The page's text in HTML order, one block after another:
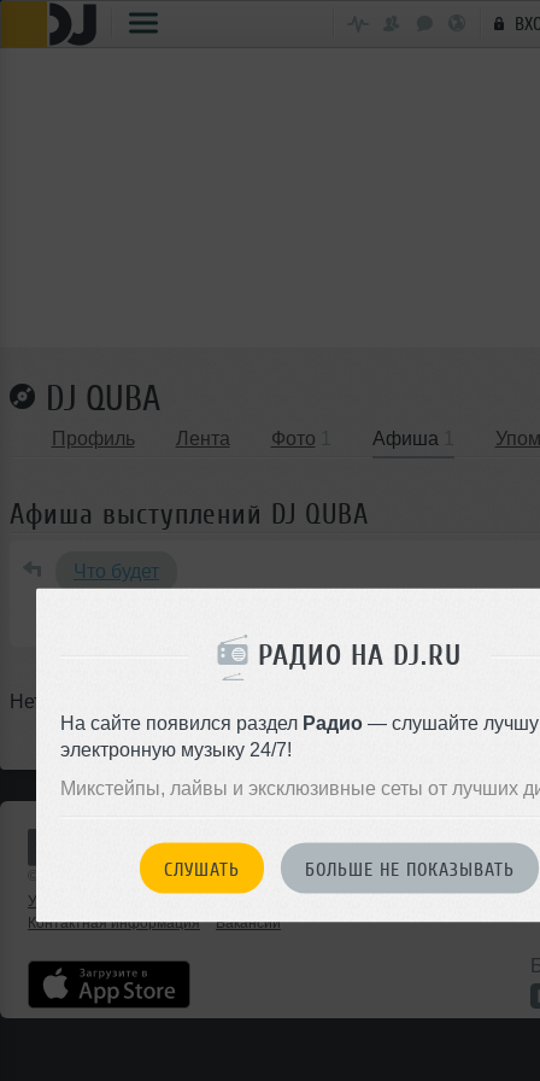
РАДИО НА DJ.RU
На сайте появился раздел Радио— слушайте
электронную музыку 24/7!
Микстейпы, лайвы и эксклюзивные сеты от лучших
СЛУШАТЬ БОЛЬШЕ НЕ ПОКАЗЫВАТЬ
DJ QUBA
Профиль Лента Фото Афиша
Афиша выступлений DJ QUBA
Что будет
Нет предстоящих событий
© 2001 — 2026 «DJ.ru» Все права защищены.
Условия использования
Контактная информация
Вакансии